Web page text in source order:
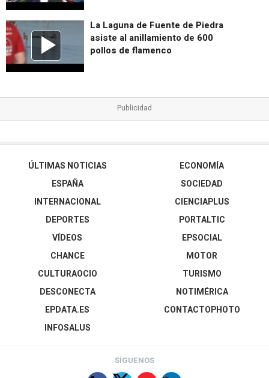
La Laguna de Fuente de Piedra
asiste al anillamiento de 600
pollos de flamenco
ÚLTIMAS NOTICIAS
ESPAÑA
INTERNACIONAL
DEPORTES
VÍDEOS
ECONOMÍA
SOCIEDAD
CIENCIAPLUS
PORTALTIC
EPSOCIAL
CHANCE
CULTURAOCIO
DESCONECTA
EPDATA.ES
INFOSALUS
MOTOR
TURISMO
NOTIMÉRICA
CONTACTOPHOTO
SÍGUENOS